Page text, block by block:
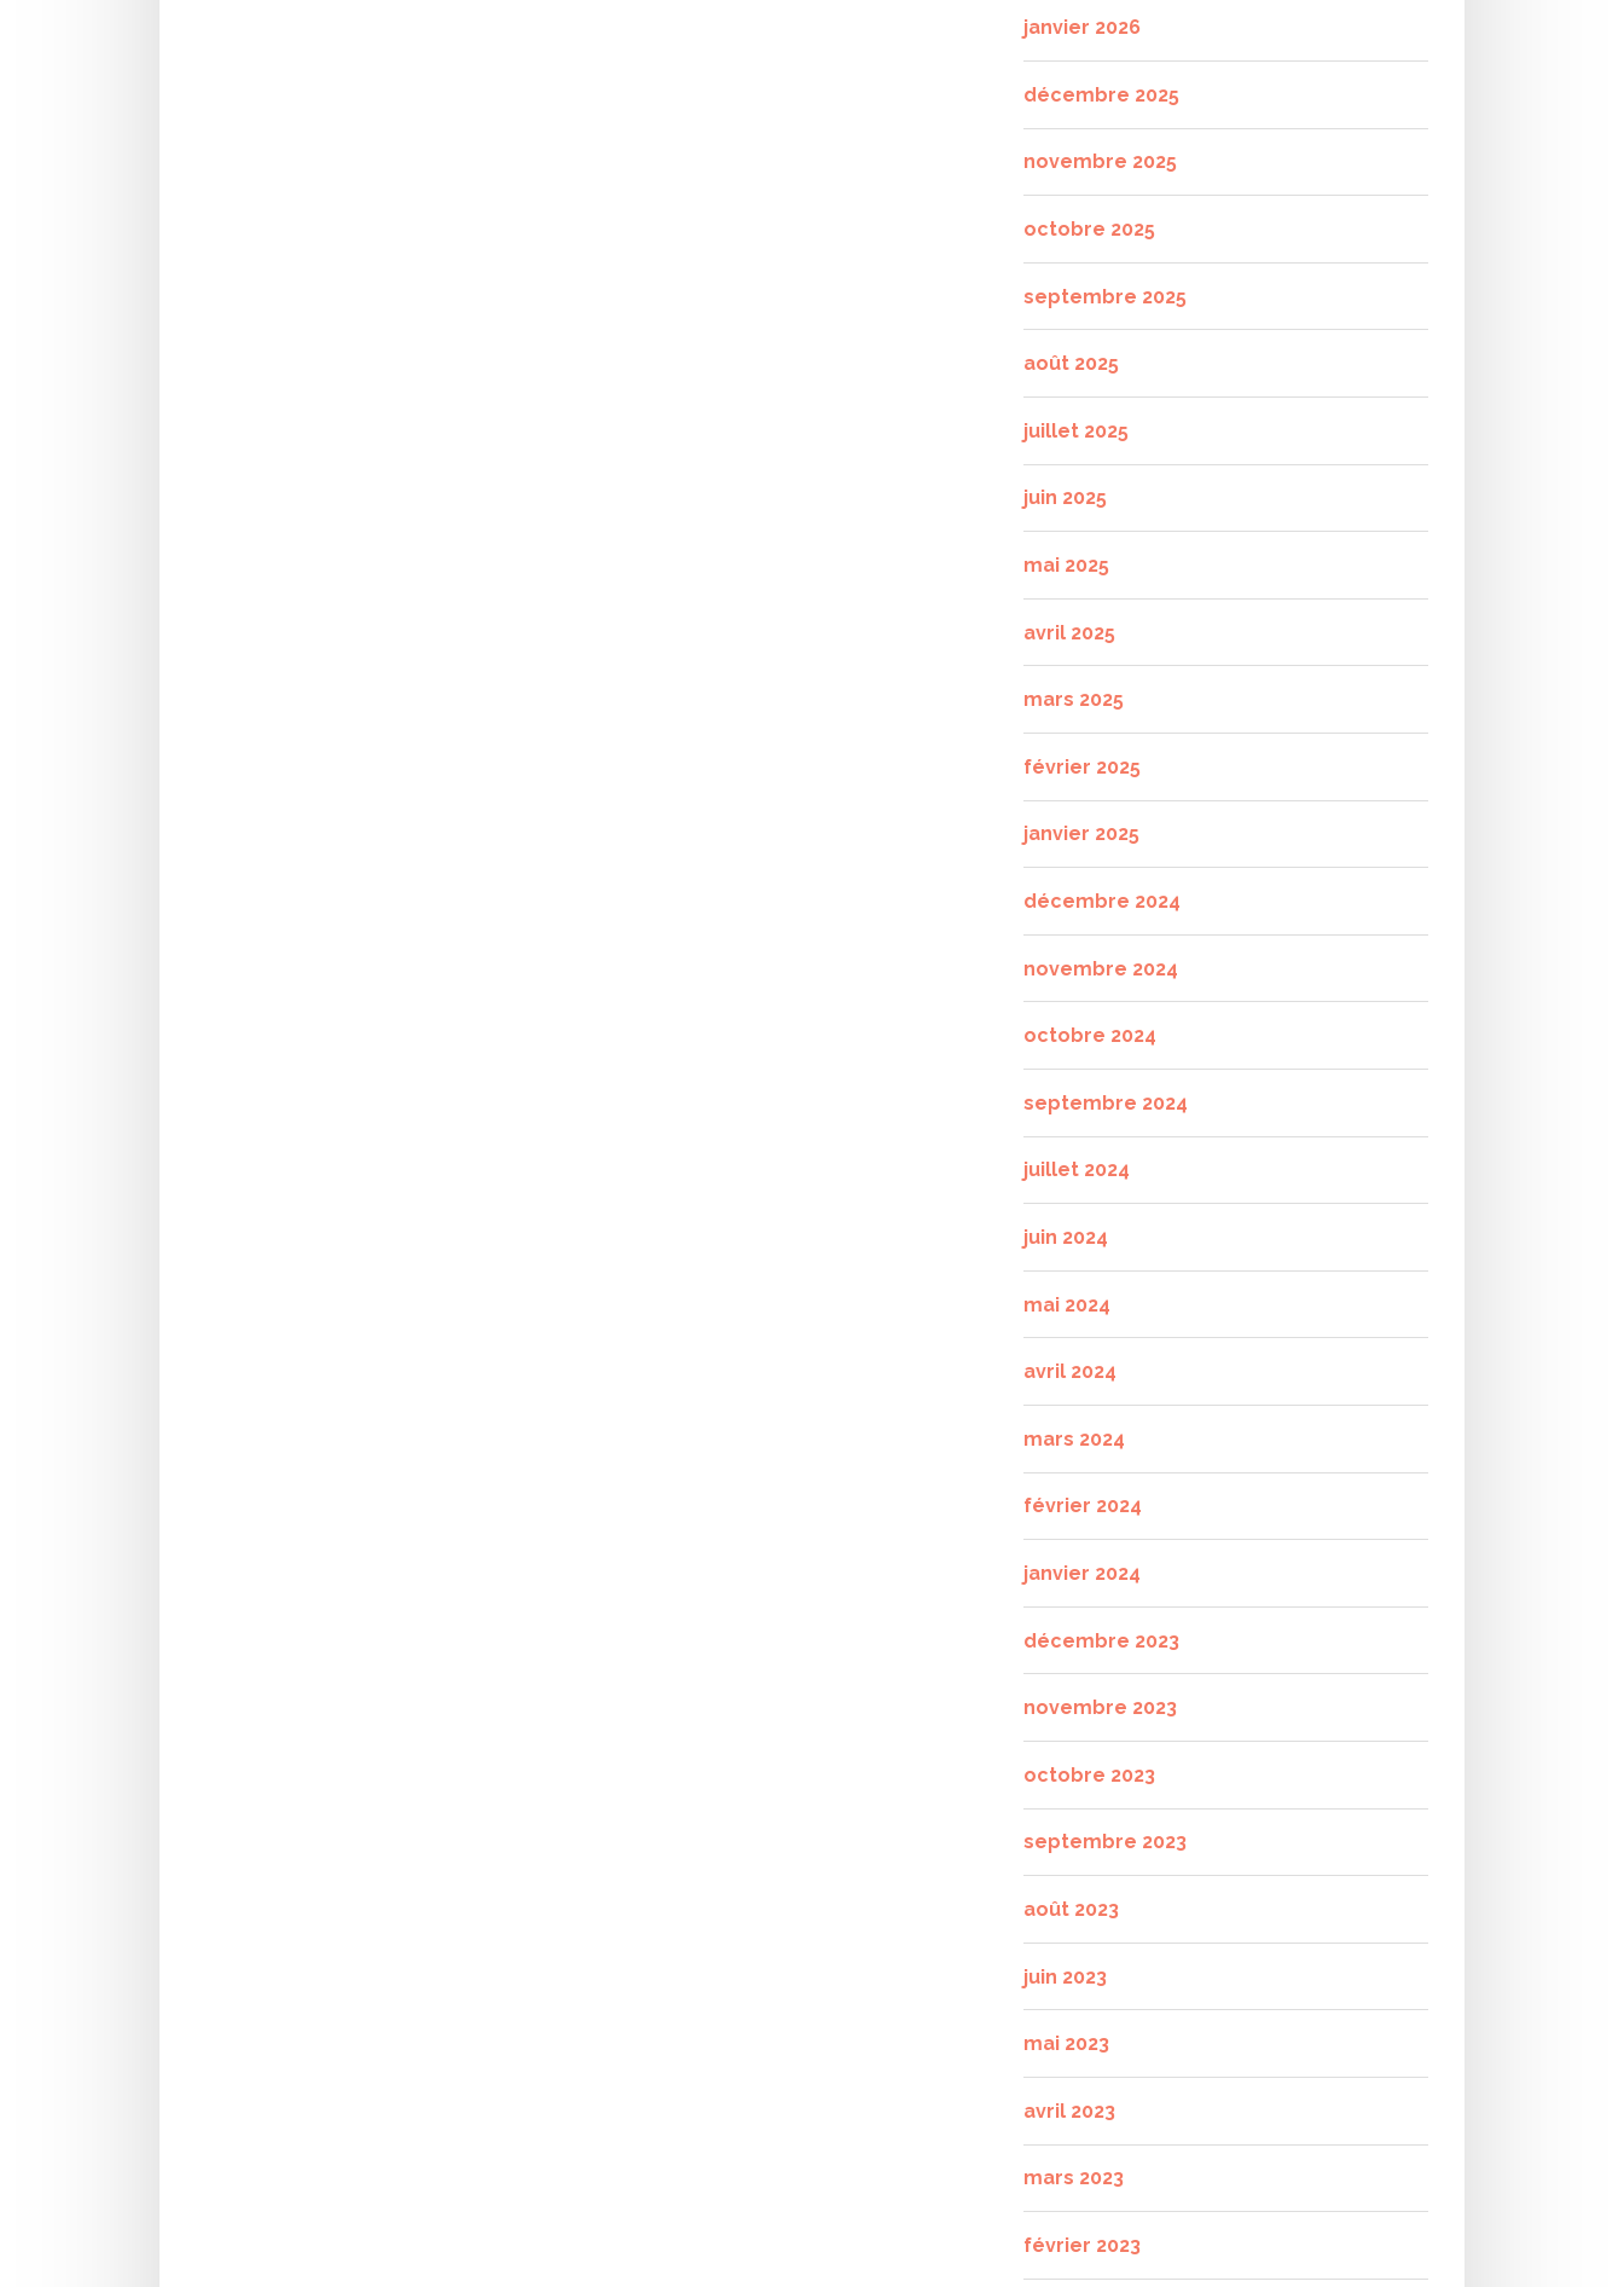
janvier 2026
décembre 2025
novembre 2025
octobre 2025
septembre 2025
août 2025
juillet 2025
juin 2025
mai 2025
avril 2025
mars 2025
février 2025
janvier 2025
décembre 2024
novembre 2024
octobre 2024
septembre 2024
juillet 2024
juin 2024
mai 2024
avril 2024
mars 2024
février 2024
janvier 2024
décembre 2023
novembre 2023
octobre 2023
septembre 2023
août 2023
juin 2023
mai 2023
avril 2023
mars 2023
février 2023